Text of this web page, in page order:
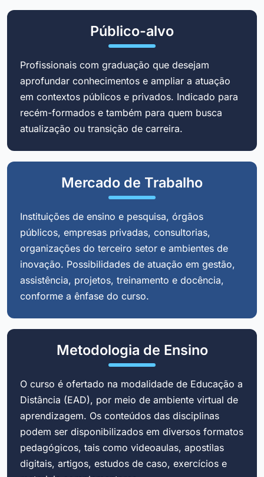
Público-alvo
Profissionais com graduação que desejam
aprofundar conhecimentos e ampliar a atuação
em contextos públicos e privados. Indicado para
recém-formados e também para quem busca
atualização ou transição de carreira.
Mercado de Trabalho
Instituições de ensino e pesquisa, órgãos
públicos, empresas privadas, consultorias,
organizações do terceiro setor e ambientes de
inovação. Possibilidades de atuação em gestão,
assistência, projetos, treinamento e docência,
conforme a ênfase do curso.
Metodologia de Ensino
O curso é ofertado na modalidade de Educação a
Distância (EAD), por meio de ambiente virtual de
aprendizagem. Os conteúdos das disciplinas
podem ser disponibilizados em diversos formatos
pedagógicos, tais como videoaulas, apostilas
digitais, artigos, estudos de caso, exercícios e